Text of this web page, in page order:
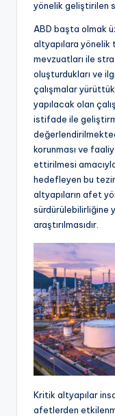
yönelik geliştirilen
ABD başta olmak
altyapılara yönelik
mevzuatları ile
oluşturdukları ve
çalışmalar
yapılacak olan
istifade ile
korunması ve
ettirilmesi
hedefleyen bu
altyapıların afet
sürdürülebilirliğine
araştırılmasıdır.
Kritik altyapılar
afetlerden